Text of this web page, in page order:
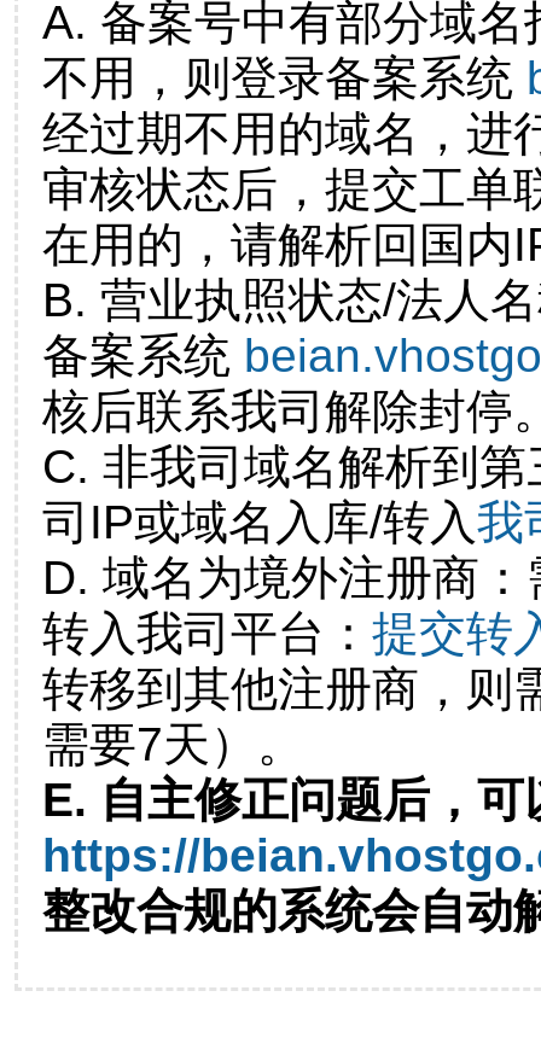
A. 备案号中有部分域
不用，则登录备案系统
经过期不用的域名，进
审核状态后，提交工单
在用的，请解析回国内
B. 营业执照状态/法人
备案系统
核后联系我司解除封停
C. 非我司域名解析到
司IP或域名入库/转入我
D. 域名为境外注册商
转入我司平台： 提交转
转移到其他注册商，则
需要7天）。
E. 自主修正问题后，可
https://
整改合规的系统会自动